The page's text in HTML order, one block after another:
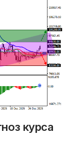
курса